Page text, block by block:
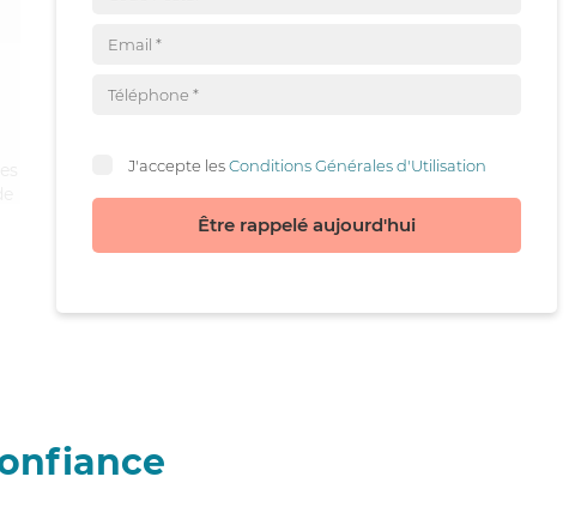
J'accepte lesConditions Générales d'Utilisation
Être rappelé aujourd'hui